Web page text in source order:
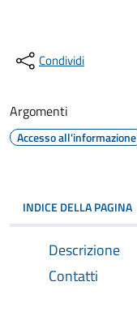
Condividi
Argomenti
Accesso all'informazione
INDICE DELLA PAGINA
Descrizione
Contatti